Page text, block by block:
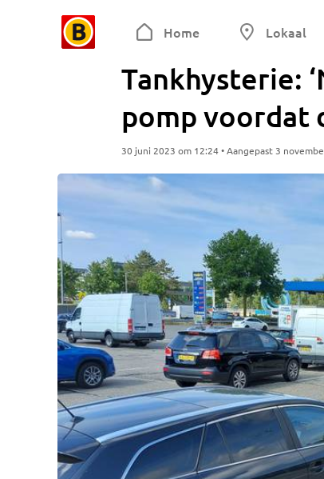
Home Lokaal
Tankhysterie:
pomp voordat
30 juni 2023 om 12:24 • Aangepast 3